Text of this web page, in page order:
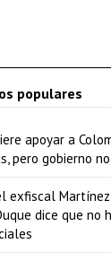
populares
apoyar a
pero gobierno
exfiscal
dice que no